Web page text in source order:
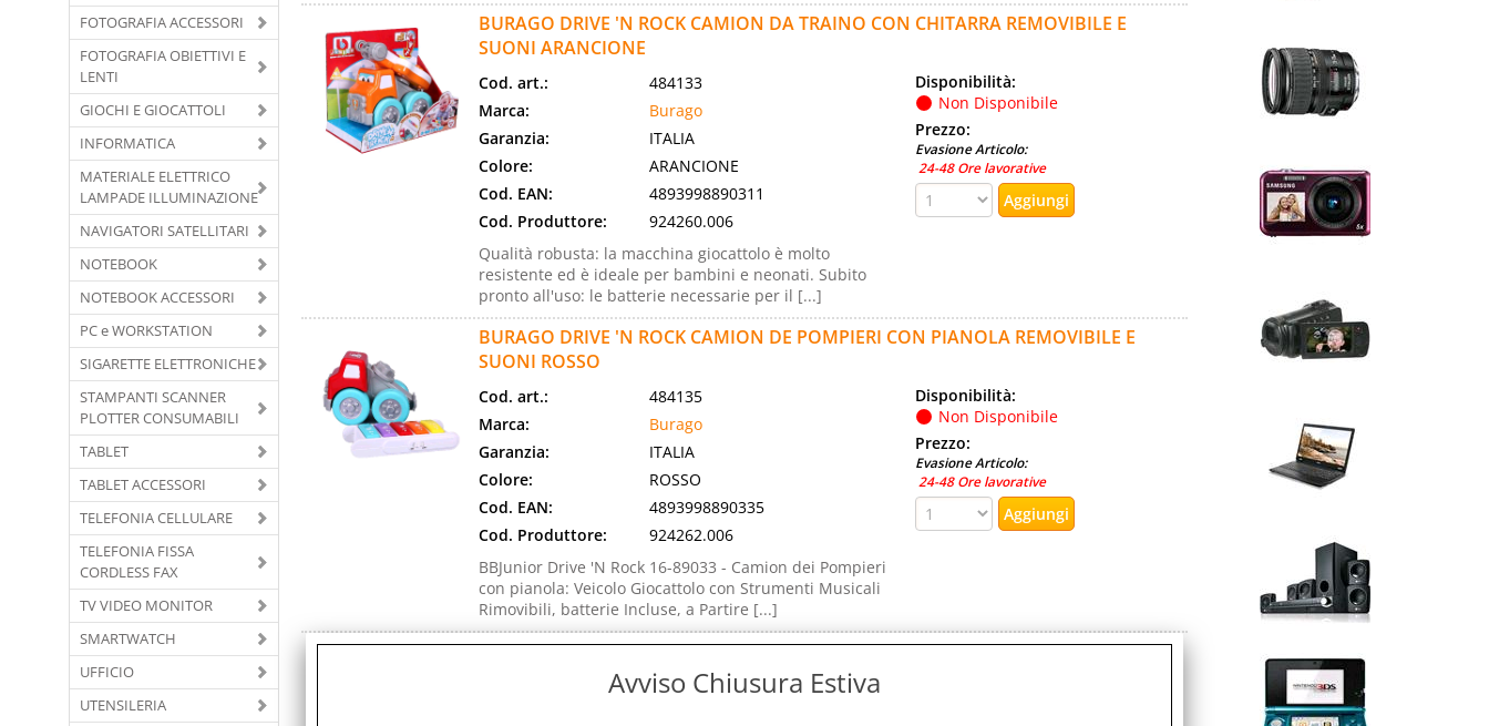
FOTOGRAFIA ACCESSORI
FOTOGRAFIA OBIETTIVI E
LENTI
GIOCHI E GIOCATTOLI
INFORMATICA
MATERIALE ELETTRICO
LAMPADE ILLUMINAZIONE
NAVIGATORI SATELLITARI
NOTEBOOK
NOTEBOOK ACCESSORI
PC e WORKSTATION
SIGARETTE ELETTRONICHE
STAMPANTI SCANNER
PLOTTER CONSUMABILI
TABLET
TABLET ACCESSORI
TELEFONIA CELLULARE
TELEFONIA FISSA
CORDLESS FAX
TV VIDEO MONITOR
SMARTWATCH
UFFICIO
UTENSILERIA
BURAGO DRIVE 'N ROCK CAMION DA TRAINO CON CHITARRA REMOVIBILE E
SUONI ARANCIONE
Cod. art.:
484133
Marca:
Burago
Garanzia:
ITALIA
Colore:
ARANCIONE
Cod. EAN:
4893998890311
Cod. Produttore:
924260.006
Qualità robusta: la macchina giocattolo è molto
resistente ed è ideale per bambini e neonati. Subito
pronto all'uso: le batterie necessarie per il [...]
Disponibilità:
Non Disponibile
Prezzo:
Evasione Articolo:
24-48 Ore lavorative
BURAGO DRIVE 'N ROCK CAMION DE POMPIERI CON PIANOLA REMOVIBILE E
SUONI ROSSO
Cod. art.:
484135
Marca:
Burago
Garanzia:
ITALIA
Colore:
ROSSO
Cod. EAN:
4893998890335
Cod. Produttore:
924262.006
BBJunior Drive 'N Rock 16-89033 - Camion dei Pompieri
con pianola: Veicolo Giocattolo con Strumenti Musicali
Rimovibili, batterie Incluse, a Partire [...]
Disponibilità:
Non Disponibile
Prezzo:
Evasione Articolo:
24-48 Ore lavorative
BURAGO EMERGENCY VIGILI DEL FUOCO VEICOLI IN SCALA 1:50 MODELLO
Avviso Chiusura Estiva